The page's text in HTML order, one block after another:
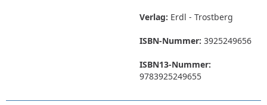
Verlag: Erdl - Trostberg
ISBN-Nummer: 3925249656
ISBN13-Nummer:
9783925249655